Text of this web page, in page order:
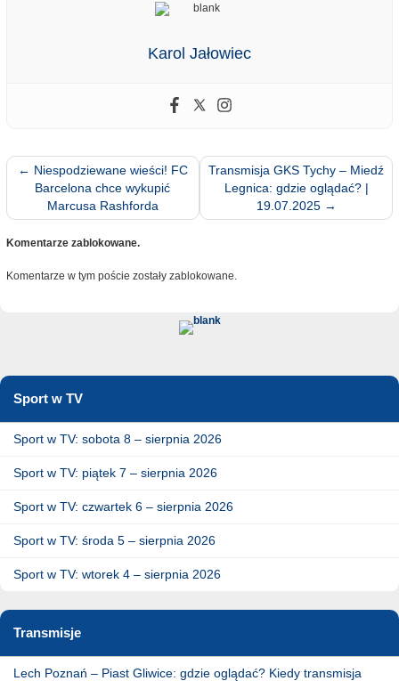
Karol Jałowiec
← Niespodziewane wieści! FC
Barcelona chce wykupić
Marcusa Rashforda
Transmisja GKS Tychy – Miedź
Legnica: gdzie oglądać? |
19.07.2025 →
Komentarze zablokowane.
Komentarze w tym poście zostały zablokowane.
Sport w TV
Sport w TV: sobota 8 – sierpnia 2026
Sport w TV: piątek 7 – sierpnia 2026
Sport w TV: czwartek 6 – sierpnia 2026
Sport w TV: środa 5 – sierpnia 2026
Sport w TV: wtorek 4 – sierpnia 2026
Transmisje
Lech Poznań – Piast Gliwice: gdzie oglądać? Kiedy transmisja